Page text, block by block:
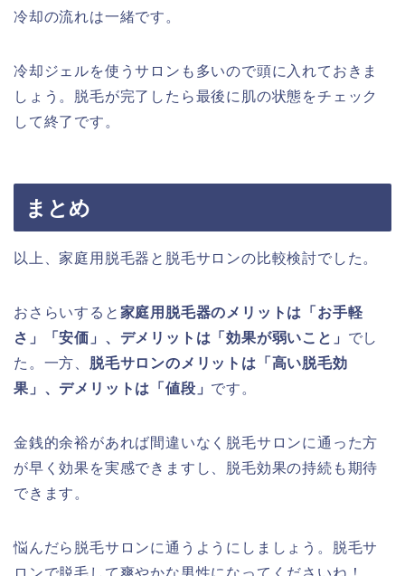
冷却の流れは一緒です。
冷却ジェルを使うサロンも多いので頭に入れておきま
しょう。脱毛が完了したら最後に肌の状態をチェック
して終了です。
まとめ
以上、家庭用脱毛器と脱毛サロンの比較検討でした。
おさらいすると 家庭用脱毛器のメリットは「お手軽
さ」「安価」、デメリットは「効果が弱いこと」 でし
た。一方、 脱毛サロンのメリットは「高い脱毛効
果」、デメリットは「値段」 です。
金銭的余裕があれば間違いなく脱毛サロンに通った方
が早く効果を実感できますし、脱毛効果の持続も期待
できます。
悩んだら脱毛サロンに通うようにしましょう。脱毛サ